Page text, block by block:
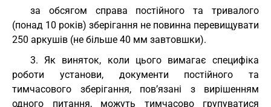
за обсягом справа постійного та тривалого
(понад 10 років) зберігання не повинна перевищувати
250 аркушів (не більше 40 мм завтовшки).
3. Як виняток, коли цього вимагає специфіка
роботи установи, документи постійного та
тимчасового зберігання, пов’язані з вирішенням
одного питання, можуть тимчасово групуватися